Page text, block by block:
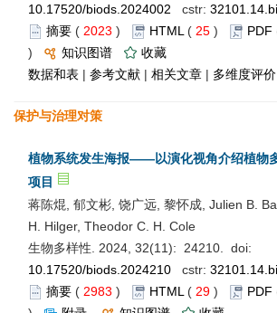
10.17520/biods.2024002 cstr:
摘要 ( 2023 ) HTML ( 25 ) PDF
)
知识图谱
收藏
数据和表 | 参考文献 | 相关文章 | 多维度评价
保护与治理对策
植物系统发生海报——以演化视角介绍植物
项目
蒋陈焜, 郁文彬, 饶广远, 黎怀成, Julien B.
H. Hilger, Theodor C. H. Cole
生物多样性. 2024, 32(11): 24210. doi:
10.17520/biods.2024210 cstr:
摘要 ( 2983 ) HTML ( 29 ) PDF